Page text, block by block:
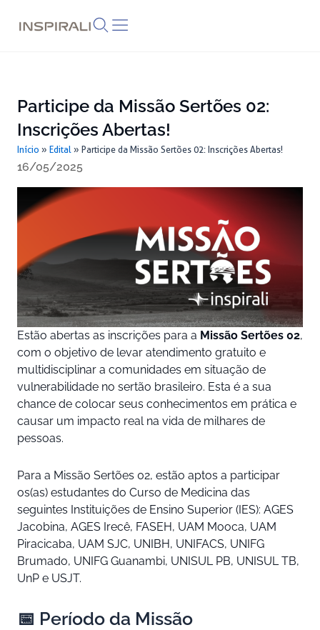
Participe da Missão Sertões 02:
Inscrições Abertas!
Início » Edital » Participe da Missão Sertões 02: Inscrições Abertas!
16/05/2025
Estão abertas as inscrições para a Missão Sertões 02,
com o objetivo de levar atendimento gratuito e
multidisciplinar a comunidades em situação de
vulnerabilidade no sertão brasileiro. Esta é a sua
chance de colocar seus conhecimentos em prática e
causar um impacto real na vida de milhares de
pessoas.
Para a Missão Sertões 02, estão aptos a participar
os(as) estudantes do Curso de Medicina das
seguintes Instituições de Ensino Superior (IES): AGES
Jacobina, AGES Irecê, FASEH, UAM Mooca, UAM
Piracicaba, UAM SJC, UNIBH, UNIFACS, UNIFG
Brumado, UNIFG Guanambi, UNISUL PB, UNISUL TB,
UnP e USJT.
📅 Período da Missão